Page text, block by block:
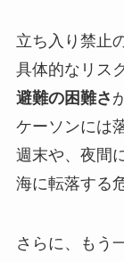
立ち入り禁止
具体的なリス
避難の困難さ
ケーソンには
週末や、夜間
海に転落する
さらに、もう